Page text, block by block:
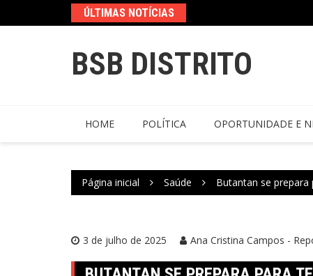
ÚLTIMAS NOTÍCIAS
BSB DISTRITO
HOME POLÍTICA OPORTUNIDADE E
Página inicial Saúde Butantan se
3 de julho de 2025 Ana Cristina Campos -